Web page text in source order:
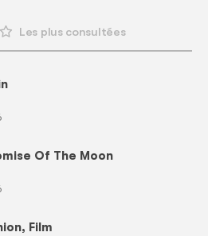
Les plus consultées
Of The Moon
Film